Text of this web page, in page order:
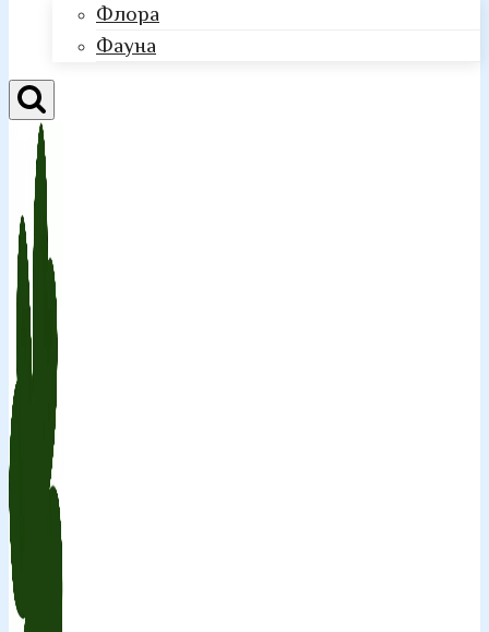
Флора
Фауна